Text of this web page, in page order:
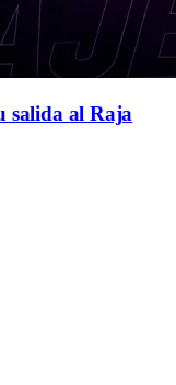
salida al Raja